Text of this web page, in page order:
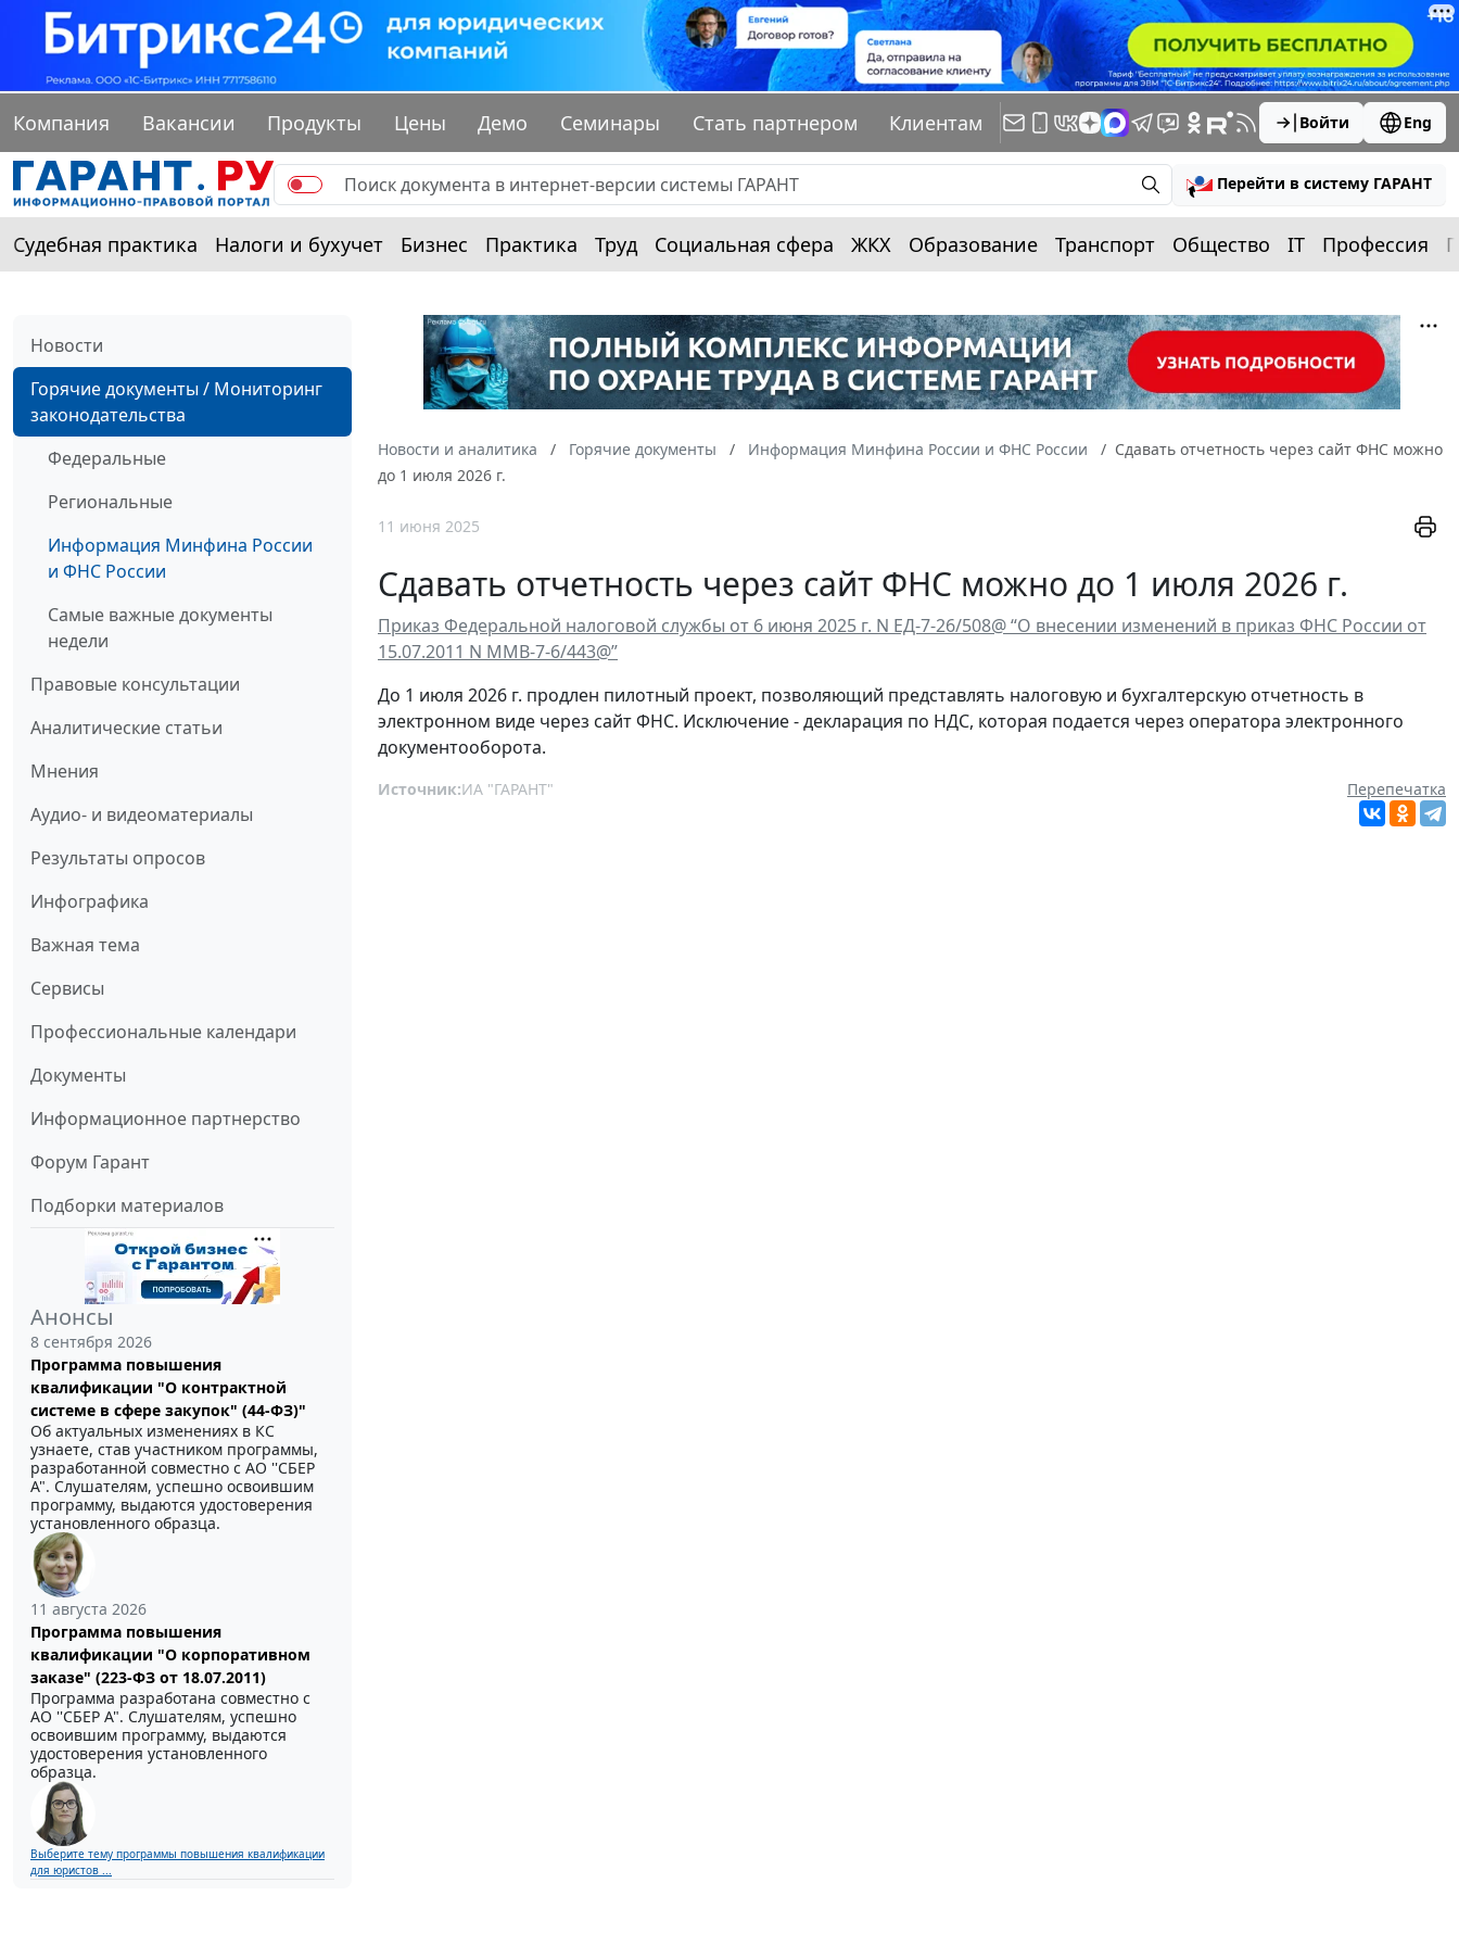
Компания Вакансии Продукты Цены Демо Семинары Стать партнером Клиентам Войти Eng
Перейти в систему ГАРАНТ
Судебная практика Налоги и бухучет Бизнес Практика Труд Социальная сфера ЖКХ Образование Транспорт Общество IT Профессия
Новости
Горячие документы / Мониторинг
законодательства
Федеральные
Региональные
Информация Минфина России
и ФНС России
Самые важные документы
недели
Правовые консультации
Аналитические статьи
Мнения
Аудио- и видеоматериалы
Результаты опросов
Инфографика
Важная тема
Сервисы
Профессиональные календари
Документы
Информационное партнерство
Форум Гарант
Подборки материалов
Анонсы
8 сентября 2026
Программа повышения
квалификации "О контрактной
системе в сфере закупок" (44-ФЗ)"
Об актуальных изменениях в КС
узнаете, став участником программы,
разработанной совместно с АО ''СБЕР
А". Слушателям, успешно освоившим
программу, выдаются удостоверения
установленного образца.
11 августа 2026
Программа повышения
квалификации "О корпоративном
заказе" (223-ФЗ от 18.07.2011)
Программа разработана совместно с
АО ''СБЕР А". Слушателям, успешно
освоившим программу, выдаются
удостоверения установленного
образца.
Выберите тему программы повышения квалификации
для юристов ...
Новости и аналитика Горячие документы Информация Минфина России и ФНС России
Сдавать отчетность через сайт ФНС можно
до 1 июля 2026 г.
11 июня 2025
Сдавать отчетность через сайт ФНС можно до 1 июля 2026 г.
Приказ Федеральной налоговой службы от 6 июня 2025 г. N ЕД-7-26/508@ “О внесении изменений в приказ ФНС России от
15.07.2011 N ММВ-7-6/443@”
До 1 июля 2026 г. продлен пилотный проект, позволяющий представлять налоговую и бухгалтерскую отчетность в
электронном виде через сайт ФНС. Исключение - декларация по НДС, которая подается через оператора электронного
документооборота.
Источник:ИА "ГАРАНТ" Перепечатка